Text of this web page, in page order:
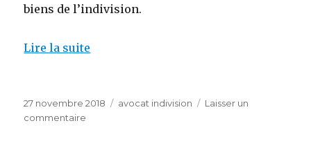
biens de l’indivision.
Lire la suite
Publié
le
27 novembre 2018 Catégories
avocat indivision
Laisser un
commentaire